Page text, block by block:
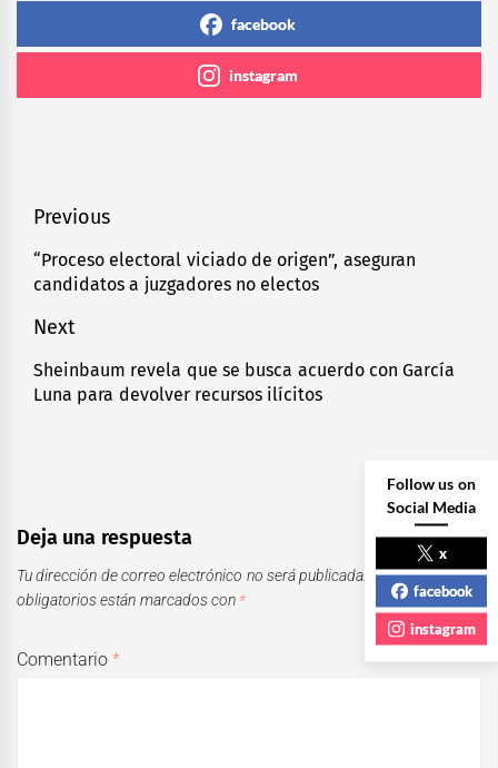
facebook
instagram
Navegación
de
entradas
Previous
Previous
post:
“Proceso electoral viciado de origen”, aseguran
candidatos a juzgadores no electos
Next
Next
post:
Sheinbaum revela que se busca acuerdo con García
Luna para devolver recursos ilícitos
Deja una respuesta
Tu dirección de correo electrónico no será publicada.
Los campos
obligatorios están marcados con *
Comentario*
Follow us on
Social Media
x
facebook
instagram